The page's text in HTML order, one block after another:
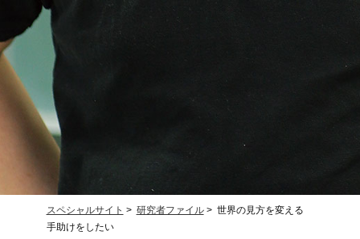
スペシャルサイト > 研究者ファイル> 世界の見方を変える
手助けをしたい